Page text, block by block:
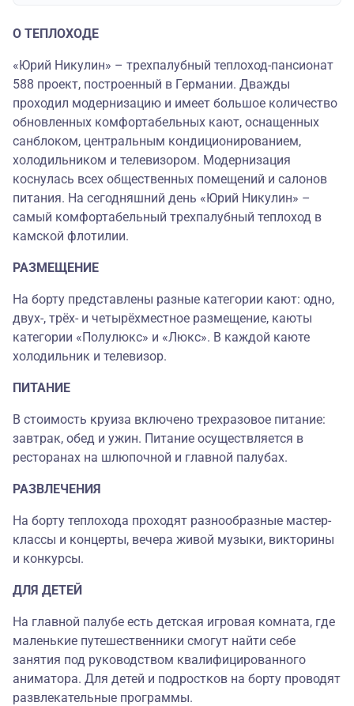
О ТЕПЛОХОДЕ
«Юрий Никулин» – трехпалубный теплоход-пансионат
588 проект, построенный в Германии. Дважды
проходил модернизацию и имеет большое количество
обновленных комфортабельных кают, оснащенных
санблоком, центральным кондиционированием,
холодильником и телевизором. Модернизация
коснулась всех общественных помещений и салонов
питания. На сегодняшний день «Юрий Никулин» –
самый комфортабельный трехпалубный теплоход в
камской флотилии.
РАЗМЕЩЕНИЕ
На борту представлены разные категории кают: одно,
двух-, трёх- и четырёхместное размещение, каюты
категории «Полулюкс» и «Люкс». В каждой каюте
холодильник и телевизор.
ПИТАНИЕ
В стоимость круиза включено трехразовое питание:
завтрак, обед и ужин. Питание осуществляется в
ресторанах на шлюпочной и главной палубах.
РАЗВЛЕЧЕНИЯ
На борту теплохода проходят разнообразные мастер-
классы и концерты, вечера живой музыки, викторины
и конкурсы.
ДЛЯ ДЕТЕЙ
На главной палубе есть детская игровая комната, где
маленькие путешественники смогут найти себе
занятия под руководством квалифицированного
аниматора. Для детей и подростков на борту проводят
развлекательные программы.